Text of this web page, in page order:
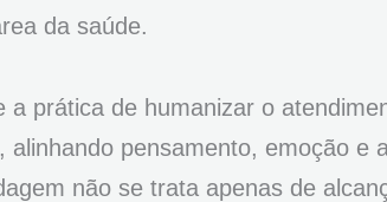
da saúde.
a prática de humanizar o
pensamento, emoção e
não se trata apenas de